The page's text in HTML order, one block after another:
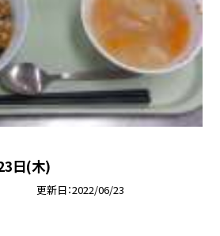
日(木)
更新日 2022/06/23